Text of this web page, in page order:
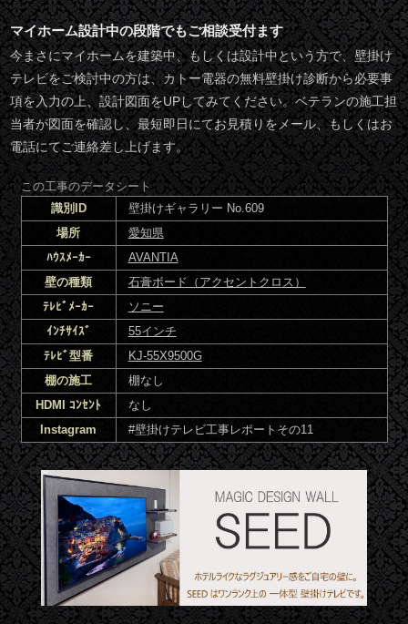
マイホーム設計中の段階でもご相談受付ます
今まさにマイホームを建築中、もしくは設計中という方で、壁掛け
テレビをご検討中の方は、カトー電器の無料壁掛け診断から必要事
項を入力の上、設計図面をUPしてみてください。ベテランの施工担
当者が図面を確認し、最短即日にてお見積りをメール、もしくはお
電話にてご連絡差し上げます。
この工事のデータシート
識別ID
壁掛けギャラリー No.609
場所
愛知県
ﾊｳｽﾒｰｶｰ
AVANTIA
壁の種類
石膏ボード（アクセントクロス）
ﾃﾚﾋﾞﾒｰｶｰ
ソニー
ｲﾝﾁｻｲｽﾞ
55インチ
ﾃﾚﾋﾞ型番
KJ-55X9500G
棚の施工
棚なし
HDMI ｺﾝｾﾝﾄ
なし
Instagram
#壁掛けテレビ工事レポートその11